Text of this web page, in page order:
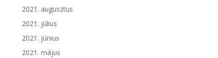
2021. augusztus
2021. július
2021. június
2021. május